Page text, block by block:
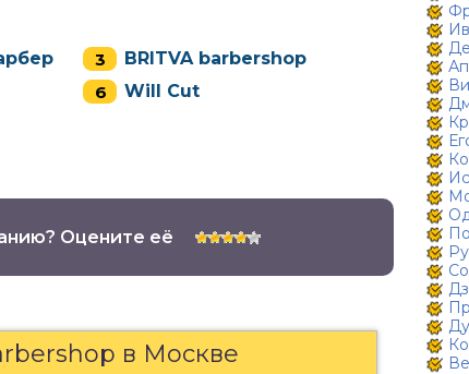
BRITVA barbershop
Will Cut
Оцените её
в Москве